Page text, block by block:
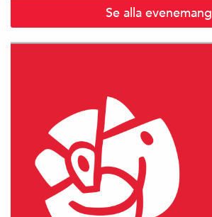
Se alla evenemang